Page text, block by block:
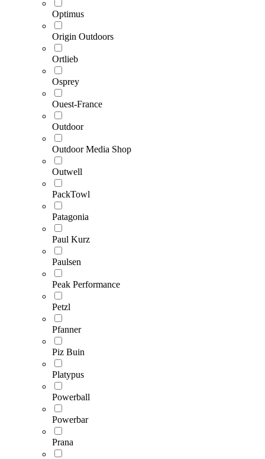
Optimus
Origin Outdoors
Ortlieb
Osprey
Ouest-France
Outdoor
Outdoor Media Shop
Outwell
PackTowl
Patagonia
Paul Kurz
Paulsen
Peak Performance
Petzl
Pfanner
Piz Buin
Platypus
Powerball
Powerbar
Prana